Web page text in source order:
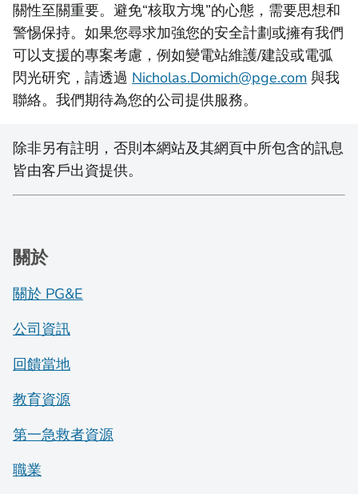
關性至關重要。避免“核取方塊”的心態，需要思想和
警惕保持。如果您尋求加強您的安全計劃或擁有我們
可以支援的專案考慮，例如變電站維護/建設或電弧
閃光研究，請透過 Nicholas.Domich@pge.com 與我
聯絡。我們期待為您的公司提供服務。
除非另有註明，否則本網站及其網頁中所包含的訊息
皆由客戶出資提供。
關於
關於 PG&E
公司資訊
回饋當地
教育資源
第一急救者資源
職業